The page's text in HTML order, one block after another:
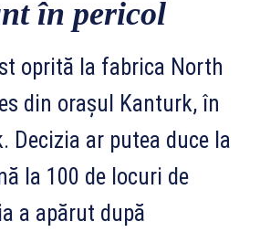
în pericol
oprită la fabrica North
din orașul Kanturk, în
Decizia ar putea duce la
la 100 de locuri de
a apărut după